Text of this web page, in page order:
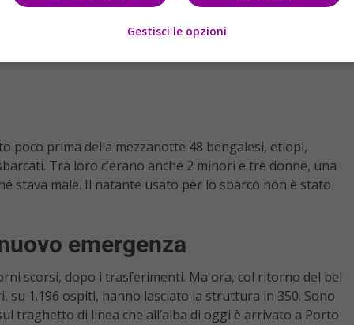
poco prima della mezzanotte 48 bengalesi, etiopi,
Tra loro c’erano anche 2 minori e tre donne, una
stava male. Il natante usato per lo sbarco non è stato
emergenza
scorsi, dopo i trasferimenti. Ma ora, col ritorno del bel
su 1.196 ospiti, hanno lasciato la struttura in 350. Sono
traghetto di linea che all’alba di oggi è arrivato a Porto
Gestisci le opzioni